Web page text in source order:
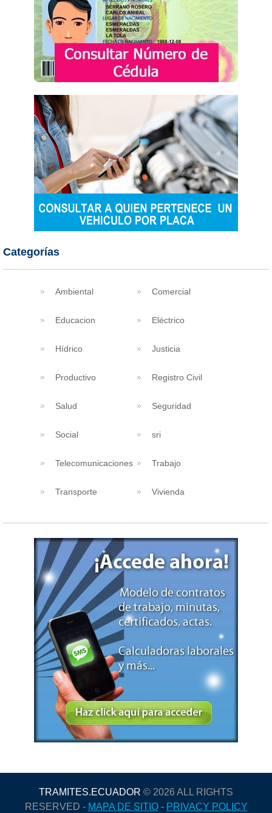
Categorías
Ambiental Comercial
Educacion Eléctrico
Hídrico Justicia
Productivo Registro Civil
Salud Seguridad
Social sri
Telecomunicaciones Trabajo
Transporte Vivienda
TRAMITES.ECUADOR © 2026 ALL RIGHTS
RESERVED - MAPA DE SITIO- PRIVACY POLICY